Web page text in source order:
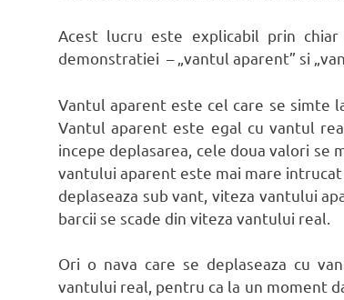
Acest lucru este explicabil prin
demonstratiei – „vantul aparent” si
Vantul aparent este cel care se simte
Vantul aparent este egal cu vantul
incepe deplasarea, cele doua valori se
vantului aparent este mai mare
deplaseaza sub vant, viteza vantului
barcii se scade din viteza vantului real.
Ori o nava care se deplaseaza cu
vantului real, pentru ca la un moment